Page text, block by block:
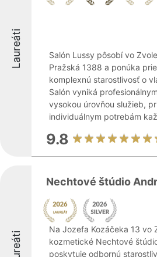
Laureáti
Salón Lussy pôsobí vo
Pražská 1388 a ponúka
komplexnú starostlivosť o
Salón vyniká
vysokou úrovňou služieb,
individuálnym potrebám
9.8
Nechtové štúdio
Na Jozefa Kozáčeka 13 vo
kozmetické Nechtové
poskytuje odbornú